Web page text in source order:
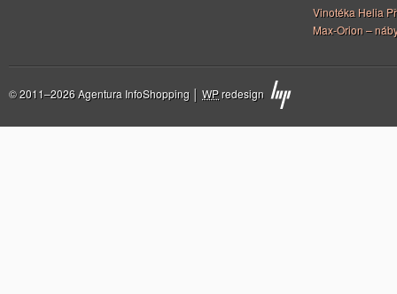
Vinotéka Helia
Max-Orion –
© 2011–2026 Agentura InfoShopping │ WPredesign